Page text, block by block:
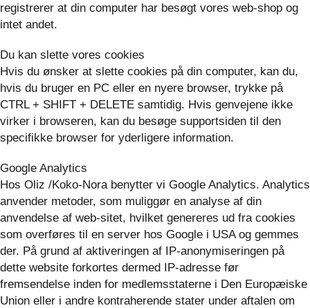
registrerer at din computer har besøgt vores web-shop og
intet andet.
Du kan slette vores cookies
Hvis du ønsker at slette cookies på din computer, kan du,
hvis du bruger en PC eller en nyere browser, trykke på
CTRL + SHIFT + DELETE samtidig. Hvis genvejene ikke
virker i browseren, kan du besøge supportsiden til den
specifikke browser for yderligere information.
Google Analytics
Hos Oliz /Koko-Nora benytter vi Google Analytics. Analytics
anvender metoder, som muliggør en analyse af din
anvendelse af web-sitet, hvilket genereres ud fra cookies
som overføres til en server hos Google i USA og gemmes
der. På grund af aktiveringen af IP-anonymiseringen på
dette website forkortes dermed IP-adresse før
fremsendelse inden for medlemsstaterne i Den Europæiske
Union eller i andre kontraherende stater under aftalen om